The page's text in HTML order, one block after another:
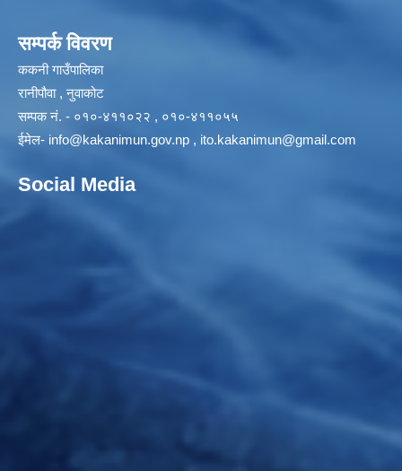
सम्पर्क विवरण
ककनी गाउँपालिका
रानीपौवा , नुवाकोट
सम्पक नं. - ०१०-४११०२२ , ०१०-४११०५५
ईमेल- info@kakanimun.gov.np , ito.kakanimun@gmail.com
Social Media